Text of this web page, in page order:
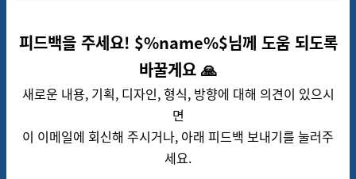
피드백을 주세요! $%name%$님께 도움 되도록
바꿀게요 🙏
새로운 내용, 기획, 디자인, 형식, 방향에 대해 의견이 있으시
면
이 이메일에 회신해 주시거나, 아래 피드백 보내기를 눌러주
세요.